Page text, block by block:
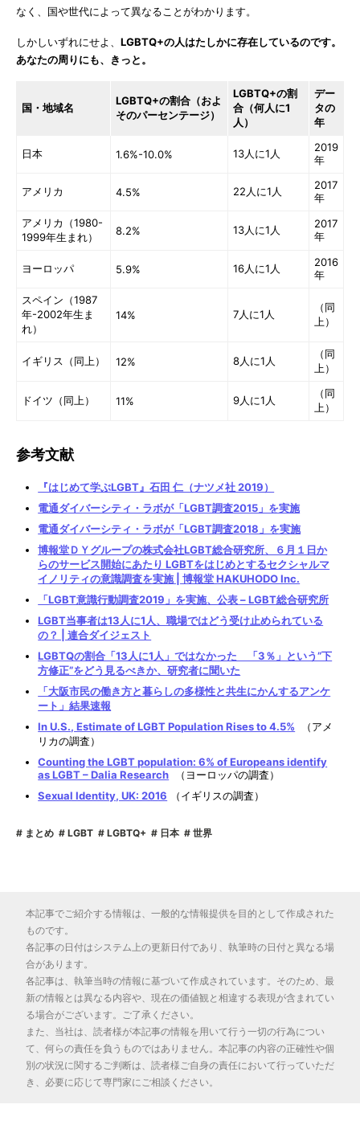
なく、国や世代によって異なることがわかります。
しかしいずれにせよ、 LGBTQ+の人はたしかに存在しているのです。
あなたの周りにも、きっと。
国・地域名
LGBTQ+の割合（およ
そのパーセンテージ）
LGBTQ+の割
合（何人に1
人）
デー
タの
年
日本 1.6%-10.0% 13人に1人
2019
年
アメリカ 4.5% 22人に1人
2017
年
アメリカ（1980-
1999年生まれ）
8.2% 13人に1人
2017
年
ヨーロッパ 5.9% 16人に1人
2016
年
スペイン（1987
年-2002年生ま
れ）
14% 7人に1人
（同
上）
イギリス（同上） 12% 8人に1人
（同
上）
ドイツ（同上） 11% 9人に1人
（同
上）
参考文献
『はじめて学ぶLGBT』石田 仁（ナツメ社 2019）
電通ダイバーシティ・ラボが「LGBT調査2015」を実施
電通ダイバーシティ・ラボが「LGBT調査2018」を実施
博報堂ＤＹグループの株式会社LGBT総合研究所、６月１日か
らのサービス開始にあたり LGBTをはじめとするセクシャルマ
イノリティの意識調査を実施 | 博報堂 HAKUHODO Inc.
「LGBT意識行動調査2019」を実施、公表 – LGBT総合研究所
LGBT当事者は13人に1人、職場ではどう受け止められている
の？ | 連合ダイジェスト
LGBTQの割合「13人に1人」ではなかった 「3％」という”下
方修正”をどう見るべきか、研究者に聞いた
「大阪市民の働き方と暮らしの多様性と共生にかんするアンケ
ート」結果速報
In U.S., Estimate of LGBT Population Rises to 4.5% （アメ
リカの調査）
Counting the LGBT population: 6% of Europeans identify
as LGBT – Dalia Research （ヨーロッパの調査）
Sexual Identity, UK: 2016 （イギリスの調査）
まとめ LGBT LGBTQ+ 日本 世界
本記事でご紹介する情報は、一般的な情報提供を目的として作成された
ものです。
各記事の日付はシステム上の更新日付であり、執筆時の日付と異なる場
合があります。
各記事は、執筆当時の情報に基づいて作成されています。そのため、最
新の情報とは異なる内容や、現在の価値観と相違する表現が含まれてい
る場合がございます。ご了承ください。
また、当社は、読者様が本記事の情報を用いて行う一切の行為につい
て、何らの責任を負うものではありません。本記事の内容の正確性や個
別の状況に関するご判断は、読者様ご自身の責任において行っていただ
き、必要に応じて専門家にご相談ください。